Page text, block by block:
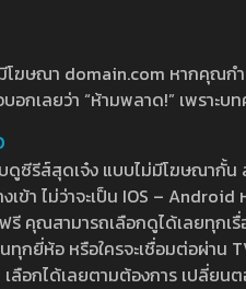
โฆษณา domain.com หากคุณก
อกเลยว่า “ห้ามพลาด!” เพราะ
ดูซีรีส์สุดเจ๋ง แบบไม่มีโฆษณากั้
ข้า ไม่ว่าจะเป็น IOS –
รี คุณสามารถเลือกดูได้เลยทุกเ
กยี่ห้อ หรือใครจะเชื่อมต่อผ่าน
ลือกได้เลยตามต้องการ เปลี่ยน